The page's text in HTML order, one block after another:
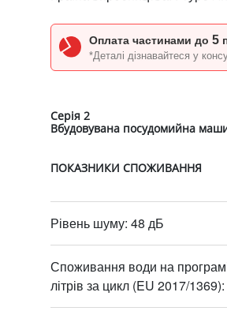
Оплата частинами до 5
*Деталі дізнавайтеся у
Серія 2
Вбудовувана посудомийна
ПОКАЗНИКИ СПОЖИВАННЯ
Рівень шуму: 48 дБ
Споживання води на
літрів за цикл (EU 2017/